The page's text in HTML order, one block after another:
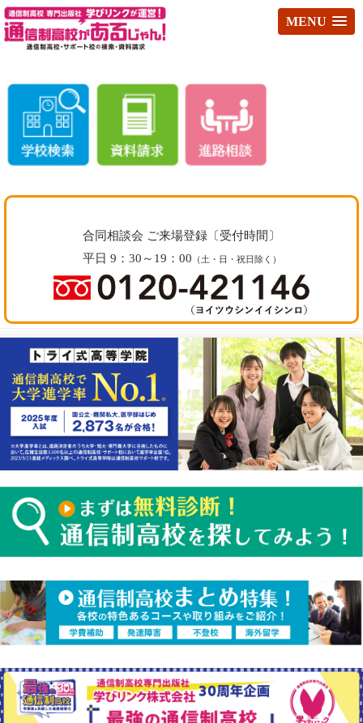
MENU
合同相談会 ご来場登録〔受付時間〕
平日 9：30～19：00 （土・日・祝日除く）